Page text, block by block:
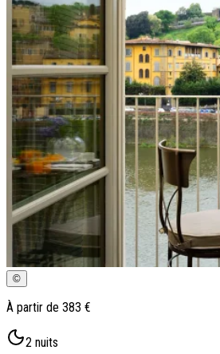
Notre histoire
Pourquoi voyager avec nous ?
Tourisme responsable
Nos brochures
Contactez-nous
Satisfaction client
Rejoignez-nous
©
À partir de 383 €
2 nuits